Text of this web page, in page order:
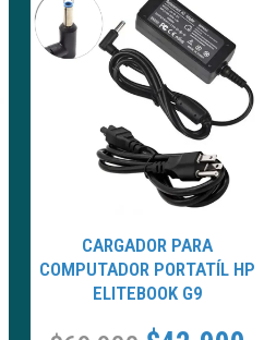
CARGADOR PARA
COMPUTADOR PORTATÍL HP
ELITEBOOK G9